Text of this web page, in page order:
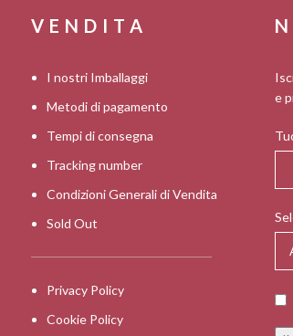
VENDITA
I nostri Imballaggi
Metodi di pagamento
Tempi di consegna
Tracking number
Condizioni Generali di Vendita
Sold Out
Privacy Policy
Cookie Policy
e